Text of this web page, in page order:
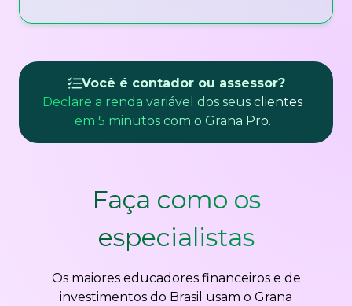
Você é contador ou assessor?
Declare a renda variável dos seus clientes
em 5 minutos com o Grana Pro.
Faça como os
especialistas
Os maiores educadores financeiros e de
investimentos do Brasil usam o Grana